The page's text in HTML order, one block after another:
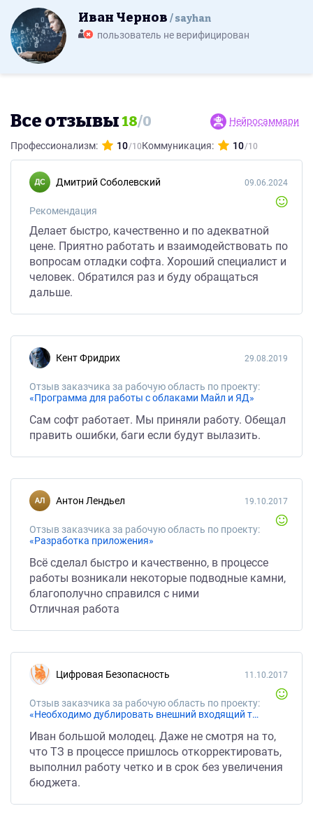
Иван Чернов sayhan
пользователь не верифицирован
Все отзывы18/0 Нейросаммари
Профессионализм: 10 Коммуникация: 10
Дмитрий Соболевский
Рекомендация
09.06.2024
Делает быстро, качественно и по адекватной
цене. Приятно работать и взаимодействовать по
вопросам отладки софта. Хороший специалист и
человек. Обратился раз и буду обращаться
дальше.
Кент Фридрих
Отзыв заказчика за рабочую область по проекту:
«Программа для работы с облаками Майл и ЯД»
29.08.2019
Сам софт работает. Мы приняли работу. Обещал
править ошибки, баги если будут вылазить.
Антон Лендьел
Отзыв заказчика за рабочую область по проекту:
«Разработка приложения»
19.10.2017
Всё сделал быстро и качественно, в процессе
работы возникали некоторые подводные камни,
благополучно справился с ними
Отличная работа
Цифровая Безопасность
Отзыв заказчика за рабочую область по проекту:
«Необходимо дублировать внешний входящий трафик на два внешних IP»
11.10.2017
Иван большой молодец. Даже не смотря на то,
что ТЗ в процессе пришлось откорректировать,
выполнил работу четко и в срок без увеличения
бюджета.